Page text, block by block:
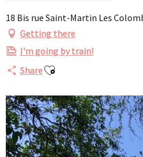
18 Bis rue Saint-Martin Les
Getting there
I'm going by train!
ShareAjouter aux favoris